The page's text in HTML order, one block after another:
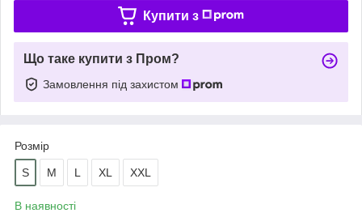
Купити з
Що таке купити з Пром?
Замовлення під захистом
Розмір
S M L XL XXL
В наявності